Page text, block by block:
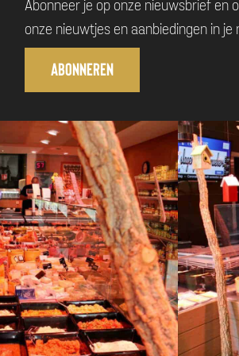
Abonneer je op onze nieuwsbrief en
onze nieuwtjes en aanbiedingen in je
Abonneren